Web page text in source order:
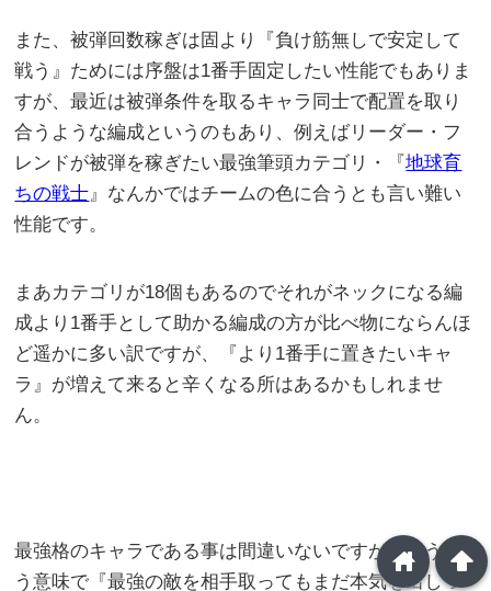
また、被弾回数稼ぎは固より『負け筋無しで安定して
戦う』ためには序盤は1番手固定したい性能でもありま
すが、最近は被弾条件を取るキャラ同士で配置を取り
合うような編成というのもあり、例えばリーダー・フ
レンドが被弾を稼ぎたい最強筆頭カテゴリ・『地球育
ちの戦士 』なんかではチームの色に合うとも言い難い
性能です。
まあカテゴリが18個もあるのでそれがネックになる編
成より1番手として助かる編成の方が比べ物にならんほ
ど遥かに多い訳ですが、『より1番手に置きたいキャ
ラ』が増えて来ると辛くなる所はあるかもしれませ
ん。
最強格のキャラである事は間違いないですが、そうい
う意味で『最強の敵を相手取ってもまだ本気を出しづ
arrowup
home